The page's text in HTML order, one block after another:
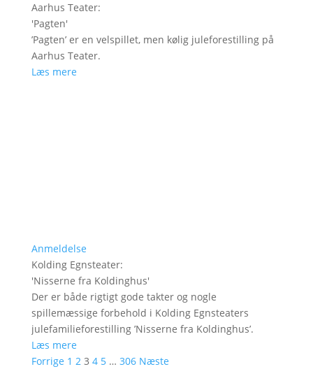
Aarhus Teater:
'Pagten'
’Pagten’ er en velspillet, men kølig juleforestilling på
Aarhus Teater.
Læs mere
Anmeldelse
Kolding Egnsteater:
'Nisserne fra Koldinghus'
Der er både rigtigt gode takter og nogle
spillemæssige forbehold i Kolding Egnsteaters
julefamilieforestilling ’Nisserne fra Koldinghus’.
Læs mere
Forrige 1 2 3 4 5 … 306 Næste